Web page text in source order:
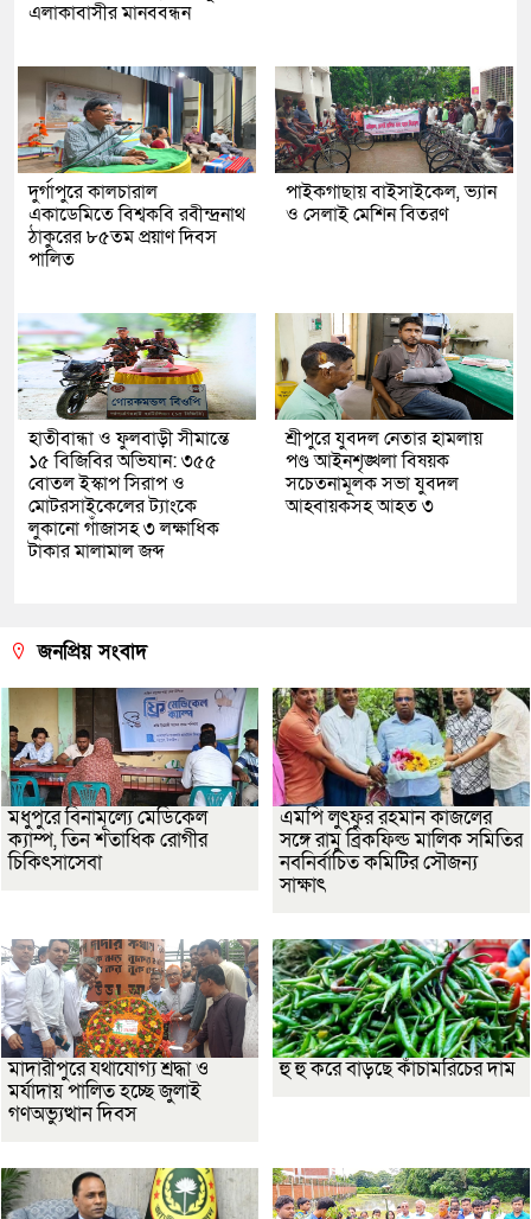
এলাকাবাসীর মানববন্ধন
দুর্গাপুরে কালচারাল
একাডেমিতে বিশ্বকবি রবীন্দ্রনাথ
ঠাকুরের ৮৫তম প্রয়াণ দিবস
পালিত
পাইকগাছায় বাইসাইকেল, ভ্যান
ও সেলাই মেশিন বিতরণ
হাতীবান্ধা ও ফুলবাড়ী সীমান্তে
১৫ বিজিবির অভিযান: ৩৫৫
বোতল ইস্কাপ সিরাপ ও
মোটরসাইকেলের ট্যাংকে
লুকানো গাঁজাসহ ৩ লক্ষাধিক
টাকার মালামাল জব্দ
শ্রীপুরে যুবদল নেতার হামলায়
পণ্ড আইনশৃঙ্খলা বিষয়ক
সচেতনামূলক সভা যুবদল
আহবায়কসহ আহত ৩
জনপ্রিয় সংবাদ
মধুপুরে বিনামূল্যে মেডিকেল
ক্যাম্প, তিন শতাধিক রোগীর
চিকিৎসাসেবা
এমপি লুৎফুর রহমান কাজলের
সঙ্গে রামু ব্রিকফিল্ড মালিক সমিতির
নবনির্বাচিত কমিটির সৌজন্য
সাক্ষাৎ
মাদারীপুরে যথাযোগ্য শ্রদ্ধা ও
মর্যাদায় পালিত হচ্ছে জুলাই
গণঅভ্যুত্থান দিবস
হু হু করে বাড়ছে কাঁচামরিচের দাম